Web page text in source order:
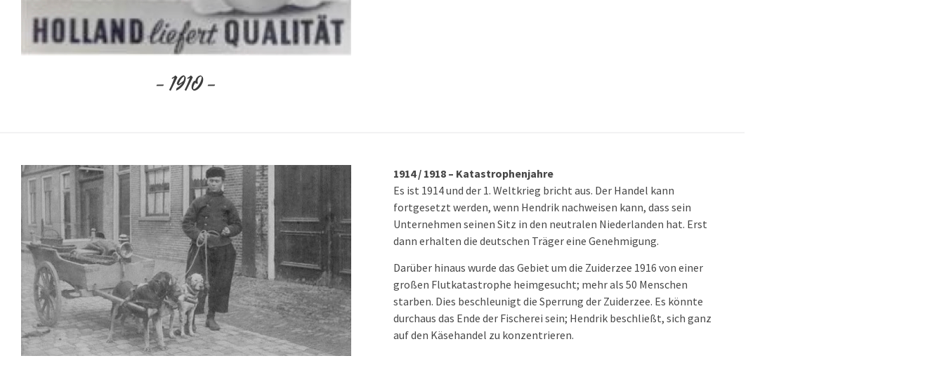
– 1910 –
1914 / 1918 – Katastrophenjahre
Es ist 1914 und der 1. Weltkrieg bricht aus. Der Handel kann
fortgesetzt werden, wenn Hendrik nachweisen kann, dass sein
Unternehmen seinen Sitz in den neutralen Niederlanden hat. Erst
dann erhalten die deutschen Träger eine Genehmigung.
Darüber hinaus wurde das Gebiet um die Zuiderzee 1916 von einer
großen Flutkatastrophe heimgesucht; mehr als 50 Menschen
starben. Dies beschleunigt die Sperrung der Zuiderzee. Es könnte
durchaus das Ende der Fischerei sein; Hendrik beschließt, sich ganz
auf den Käsehandel zu konzentrieren.